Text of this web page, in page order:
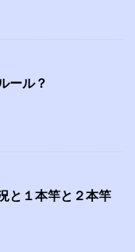
ール？
と１本竿と２本竿